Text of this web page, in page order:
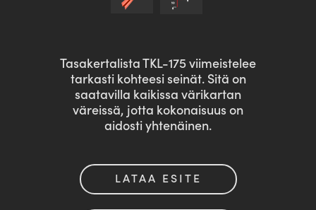
Tasakertalista TKL-175 viimeistelee
tarkasti kohteesi seinät. Sitä on
saatavilla kaikissa värikartan
väreissä, jotta kokonaisuus on
aidosti yhtenäinen.
LATAA ESITE